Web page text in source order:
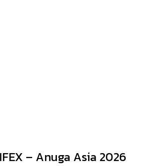
– Anuga Asia 2026